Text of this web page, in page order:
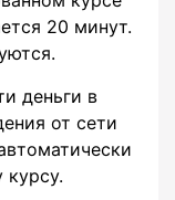
20 минут.
деньги в
от сети
курсу.